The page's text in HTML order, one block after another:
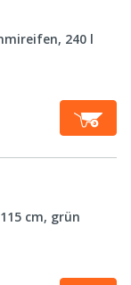
240 l
cm, grün